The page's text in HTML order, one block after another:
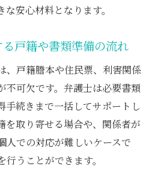
安心材料となります。
戸籍や書類準備の流れ
、戸籍謄本や住民票、利害関係
不可欠です。弁護士は必要書類
手続きまで一括してサポートし
を取り寄せる場合や、関係者が
人での対応が難しいケースで
うことができます。